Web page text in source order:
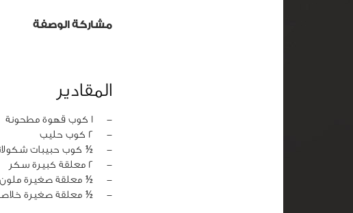
مشاركة الوصفة
المقادير
‏-
1 كوب قهوة مطحونة
‏-
2 كوب حليب
‏-
½ كوب حبيبات
‏-
2 معلقة كبيرة سكر
‏-
½ معلقة صغيرة
‏-
½ معلقة صغيرة خلاصة